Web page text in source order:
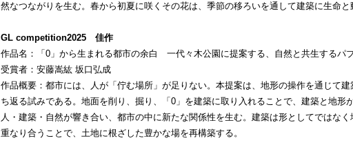
然なつながりを生む。春から初夏に咲くその花は、季節の移ろいを通して建築に生命と
GL competition2025 佳作
作品名：「0」から生まれる都市の余白 一代々木公園に提案する、自然と共生するパ
受賞者：安藤嵩紘 坂口弘成
作品概要：都市には、人が「佇む場所」が足りない。本提案は、地形の操作を通じて
ち返る試みである。地面を削り、掘り、「0」を建築に取り入れることで、建築と地形
人・建築・自然が響き合い、都市の中に新たな関係性を生む。建築は形としてではな
重なり合うことで、土地に根ざした豊かな場を再構築する。